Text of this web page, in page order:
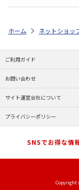
ホーム ネットショッ
ご利用ガイド
お問い合わせ
サイト運営会社について
プライバシーポリシー
SNSでお得な情
Copyright